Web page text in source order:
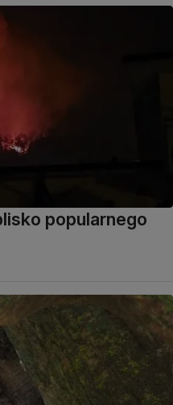
popularnego